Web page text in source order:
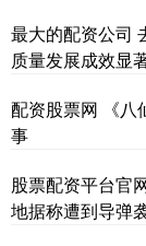
最大的配资公司
质量发展成效显
配资股票网 《八
事
股票配资平台官
地据称遭到导弹